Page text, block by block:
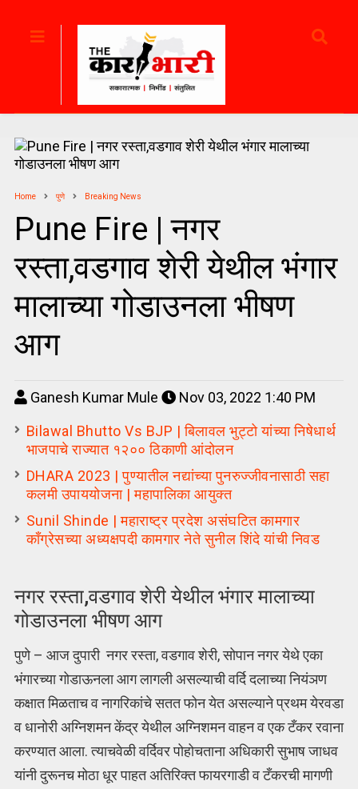
Home पुणे Breaking News
Pune Fire | नगर
रस्ता,वडगाव शेरी येथील भंगार
मालाच्या गोडाउनला भीषण
आग
Ganesh Kumar Mule
Nov 03, 2022 1:40 PM
Bilawal Bhutto Vs BJP | बिलावल भुट्टो यांच्या निषेधार्थ
भाजपाचे राज्यात १२०० ठिकाणी आंदोलन
DHARA 2023 | पुण्यातील नद्यांच्या पुनरुज्जीवनासाठी सहा
कलमी उपाययोजना | महापालिका आयुक्त
Sunil Shinde | महाराष्ट्र प्रदेश असंघटित कामगार
काँग्रेसच्या अध्यक्षपदी कामगार नेते सुनील शिंदे यांची निवड
नगर रस्ता,वडगाव शेरी येथील भंगार मालाच्या
गोडाउनला भीषण आग
पुणे – आज दुपारी नगर रस्ता, वडगाव शेरी, सोपान नगर येथे एका
भंगारच्या गोडाऊनला आग लागली असल्याची वर्दि दलाच्या नियंञण
कक्षात मिळताच व नागरिकांचे सतत फोन येत असल्याने प्रथम येरवडा
व धानोरी अग्निशमन केंद्र येथील अग्निशमन वाहन व एक टँकर रवाना
करण्यात आला. त्याचवेळी वर्दिवर पोहोचताना अधिकारी सुभाष जाधव
यांनी दुरूनच मोठा धूर पाहत अतिरिक्त फायरगाडी व टँकरची मागणी